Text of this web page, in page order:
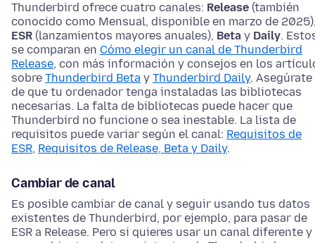
Thunderbird ofrece cuatro canales: Release (también
conocido como Mensual, disponible en marzo de
ESR (lanzamientos mayores anuales), Beta y Daily.
se comparan en Cómo elegir un canal de Thunderbird
Release, con más información y consejos en los
sobre Thunderbird Beta y Thunderbird Daily. Asegúrate
de que tu ordenador tenga instaladas las bibliotecas
necesarias. La falta de bibliotecas puede hacer que
Thunderbird no funcione o sea inestable. La lista de
requisitos puede variar según el canal: Requisitos de
ESR, Requisitos de Release, Beta y Daily.
Cambiar de canal
Es posible cambiar de canal y seguir usando tus datos
existentes de Thunderbird, por ejemplo, para pasar de
ESR a Release. Pero si quieres usar un canal diferente y